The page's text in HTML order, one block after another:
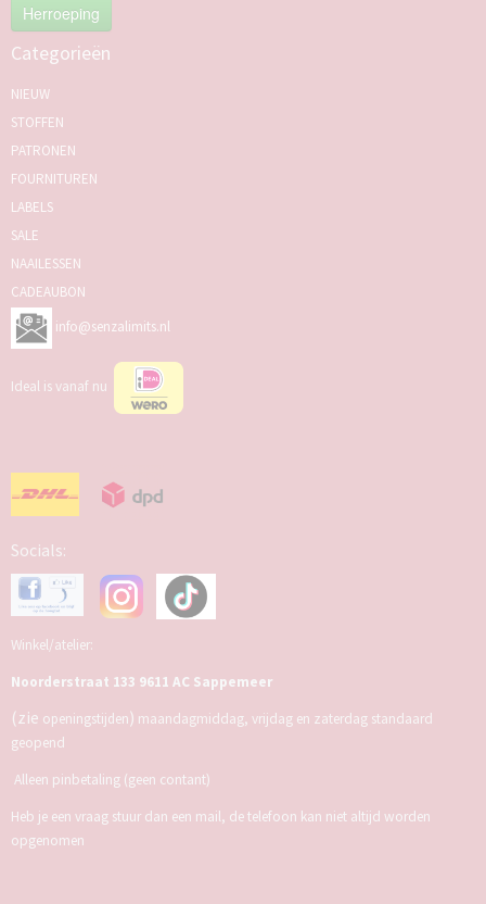
Herroeping
Categorieën
NIEUW
STOFFEN
PATRONEN
FOURNITUREN
LABELS
SALE
NAAILESSEN
CADEAUBON
info@senzalimits.nl
Ideal is vanaf nu
Socials:
Winkel/atelier:
Noorderstraat 133 9611 AC Sappemeer
(zie openingstijden) maandagmiddag, vrijdag en zaterdag standaard
geopend
Alleen pinbetaling (geen contant)
Heb je een vraag stuur dan een mail, de telefoon kan niet altijd worden
opgenomen